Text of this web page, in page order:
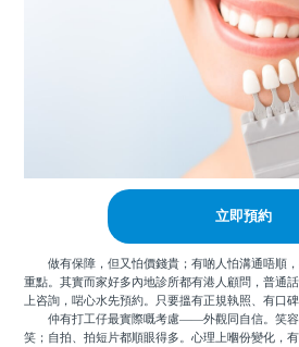
立即預約
做有保障，但又怕價錢貴；有啲人怕溝通唔順，
重點。其實而家好多內地診所都有港人顧問，普通
上咨詢，啱心水先預約。只要搵有正規執照、有口
仲有打工仔最實際嘅考慮——外觀同自信。笑容
笑；自拍、拍短片都順眼得多。心理上嗰份變化，